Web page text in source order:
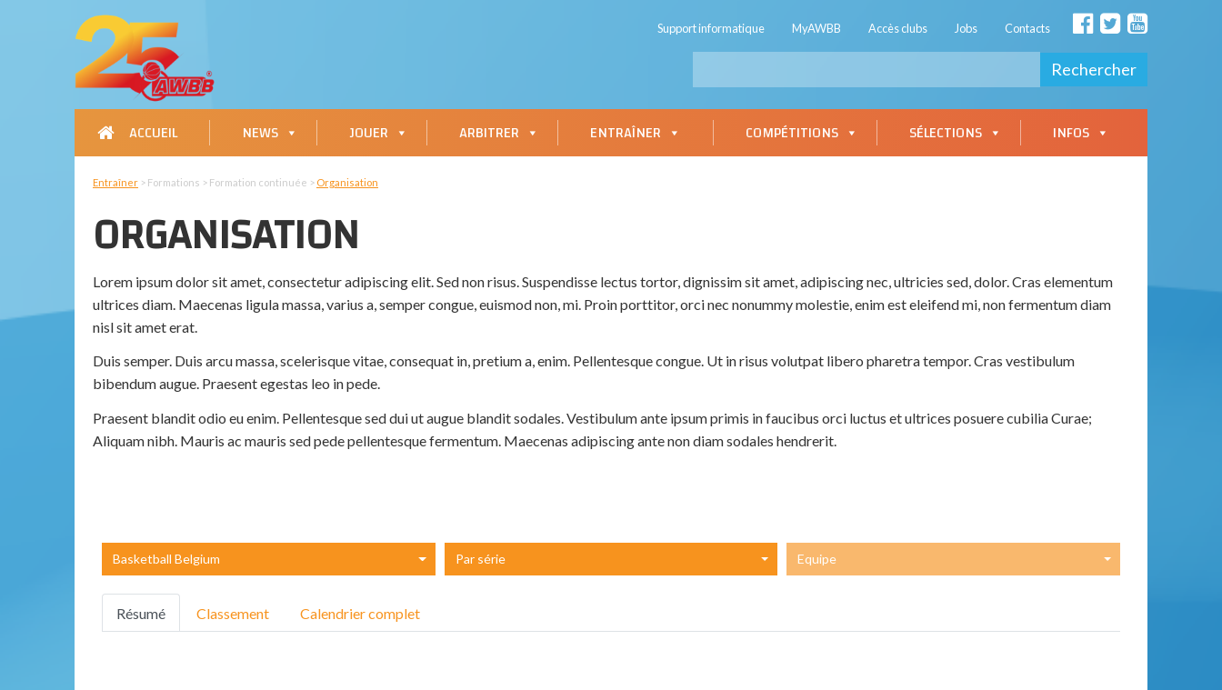
Support informatique MyAWBB Accès clubs Jobs Contacts
Rechercher
ACCUEIL NEWS JOUER ARBITRER ENTRAÎNER COMPÉTITIONS SÉLECTIONS INFOS
Entraîner > Formations > Formation continuée > Organisation
ORGANISATION
Lorem ipsum dolor sit amet, consectetur adipiscing elit. Sed non risus. Suspendisse lectus tortor, dignissim sit amet, adipiscing nec, ultricies sed, dolor. Cras elementum
ultrices diam. Maecenas ligula massa, varius a, semper congue, euismod non, mi. Proin porttitor, orci nec nonummy molestie, enim est eleifend mi, non fermentum diam
nisl sit amet erat.
Duis semper. Duis arcu massa, scelerisque vitae, consequat in, pretium a, enim. Pellentesque congue. Ut in risus volutpat libero pharetra tempor. Cras vestibulum
bibendum augue. Praesent egestas leo in pede.
Praesent blandit odio eu enim. Pellentesque sed dui ut augue blandit sodales. Vestibulum ante ipsum primis in faucibus orci luctus et ultrices posuere cubilia Curae;
Aliquam nibh. Mauris ac mauris sed pede pellentesque fermentum. Maecenas adipiscing ante non diam sodales hendrerit.
Basketball Belgium Par série Equipe
Résumé Classement Calendrier complet